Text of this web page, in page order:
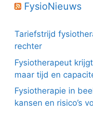
FysioNieuws
Tariefstrijd
rechter
Fysiotherapeut
maar tijd en
Fysiotherapie in
kansen en risico’s